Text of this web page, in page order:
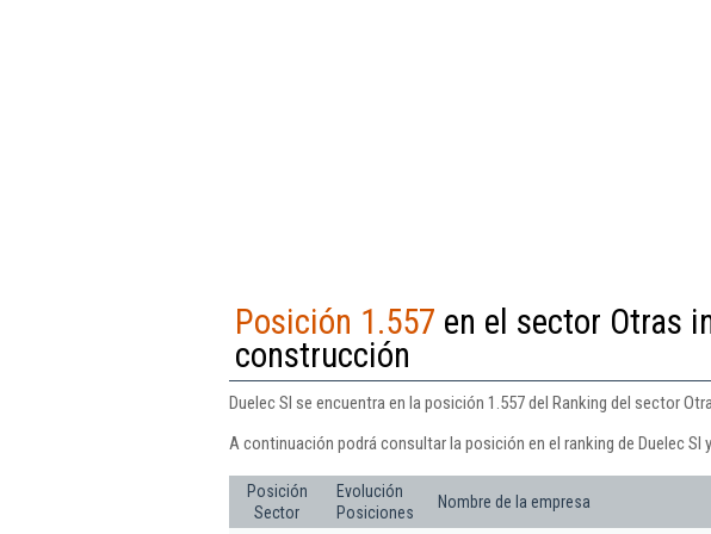
Posición 1.557 en el sector Otras
construcción
Duelec Sl se encuentra en la posición 1.557 del Ranking del sector
A continuación podrá consultar la posición en el ranking de Duelec
Posición
Sector
Evolución
Posiciones
Nombre de la empresa